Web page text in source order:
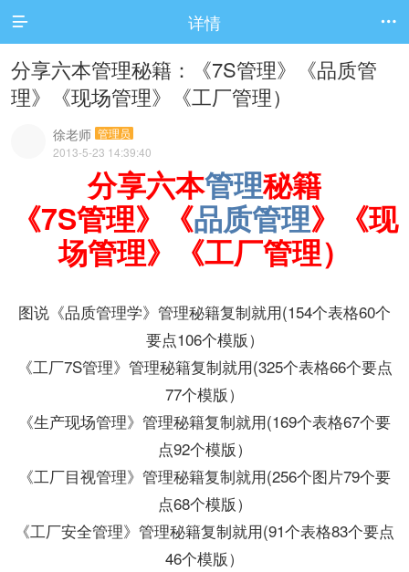
 详情 
分享六本管理秘籍：《7S管理》《品质管
理》《现场管理》《工厂管理）
徐老师 管理员
2013-5-23 14:39:40
分享六本管理秘籍
《7S管理》《品质管理》《现
场管理》《工厂管理）
图说《品质管理学》管理秘籍复制就用(154个表格60个
要点106个模版）
《工厂7S管理》管理秘籍复制就用(325个表格66个要点
77个模版）
《生产现场管理》管理秘籍复制就用(169个表格67个要
点92个模版）
《工厂目视管理》管理秘籍复制就用(256个图片79个要
点68个模版）
《工厂安全管理》管理秘籍复制就用(91个表格83个要点
46个模版）